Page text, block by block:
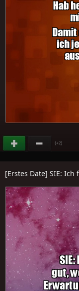
(+2)
[Erstes Date] SIE: